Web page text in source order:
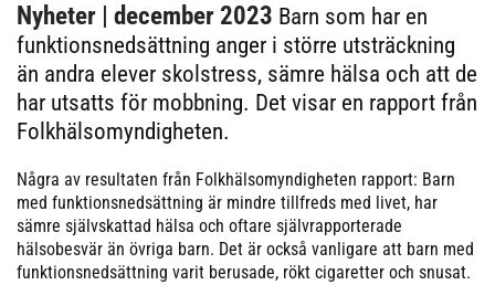
Nyheter | december 2023 Barn som har en
funktionsnedsättning anger i större utsträckning
än andra elever skolstress, sämre hälsa och att de
har utsatts för mobbning. Det visar en rapport från
Folkhälsomyndigheten.
Några av resultaten från Folkhälsomyndigheten rapport: Barn
med funktionsnedsättning är mindre tillfreds med livet, har
sämre självskattad hälsa och oftare självrapporterade
hälsobesvär än övriga barn. Det är också vanligare att barn med
funktionsnedsättning varit berusade, rökt cigaretter och snusat.